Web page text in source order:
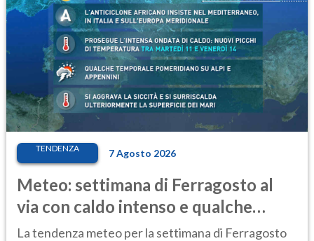
TENDENZA 7 Agosto 2026
Meteo: settimana di Ferragosto al
via con caldo intenso e qualche
temporale
La tendenza meteo per la settimana di Ferragosto